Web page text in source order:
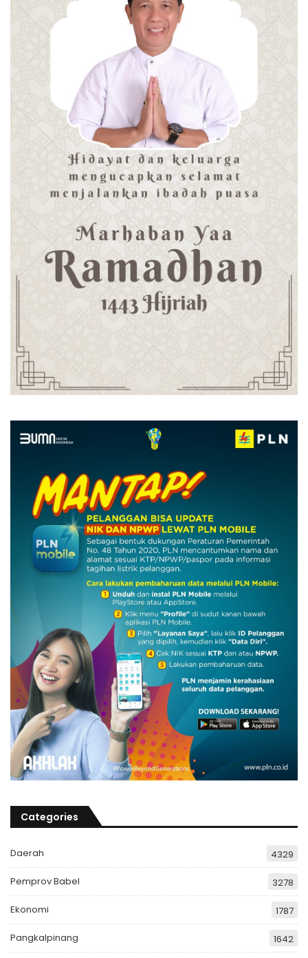
Categories
Daerah 4329
Pemprov Babel 3278
Ekonomi 1787
Pangkalpinang 1642